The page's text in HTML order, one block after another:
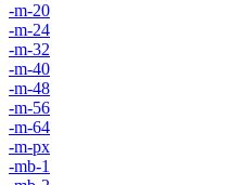
-m-20
-m-24
-m-32
-m-40
-m-48
-m-56
-m-64
-m-px
-mb-1